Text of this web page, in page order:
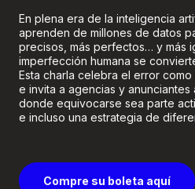
En plena era de la inteligencia
aprenden de millones de datos
precisos, más perfectos… y más
imperfección humana se
Esta charla celebra el error
e invita a agencias y anunciantes
donde equivocarse sea parte
e incluso una estrategia de
Compre su boleta aquí